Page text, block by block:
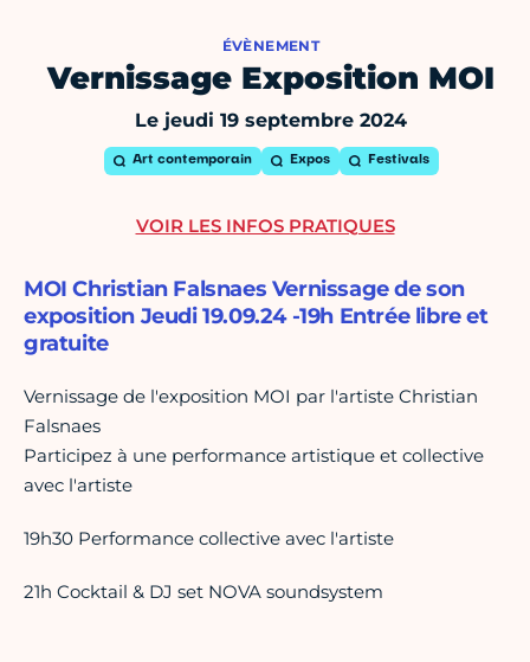
ÉVÈNEMENT
Vernissage Exposition MOI
Le jeudi 19 septembre 2024
Art contemporain Expos Festivals
MOI Christian Falsnaes Vernissage de son
exposition Jeudi 19.09.24 -19h Entrée libre et
gratuite
Vernissage de l'exposition MOI par l'artiste Christian
Falsnaes
Participez à une performance artistique et collective
avec l'artiste
19h30 Performance collective avec l'artiste
21h Cocktail & DJ set NOVA soundsystem
VOIR LES INFOS PRATIQUES